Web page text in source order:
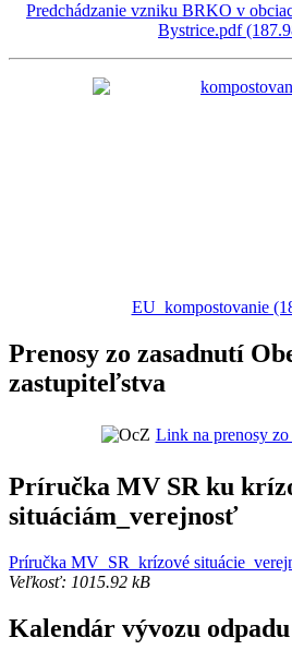
Predchádzanie vzniku BRKO v
Bystrice.pdf
EU_kompostovanie
Prenosy zo zasadnutí
zastupiteľstva
Link na prenosy
Príručka MV SR ku
situáciám_verejnosť
Príručka MV_SR_krízové
Veľkosť: 1015.92 kB
Kalendár vývozu odpadu